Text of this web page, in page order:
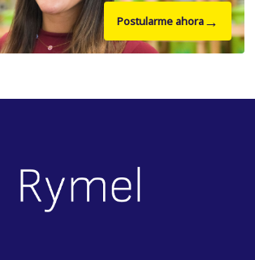
Postularme ahora→